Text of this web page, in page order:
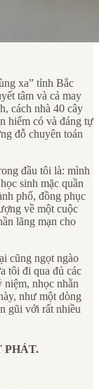
xa” tỉnh Bắc
tâm và cả may
cách nhà 40 cây
hiếm có và đáng tự
đỗ chuyên toán
đầu tôi là: mình
sinh mặc quần
phố, đồng phục
về một cuộc
lãng mạn cho
cũng ngọt ngào
tôi đi qua đủ các
niệm, nhọc nhằn
như một dòng
gũi với rất nhiều
PHÁT.